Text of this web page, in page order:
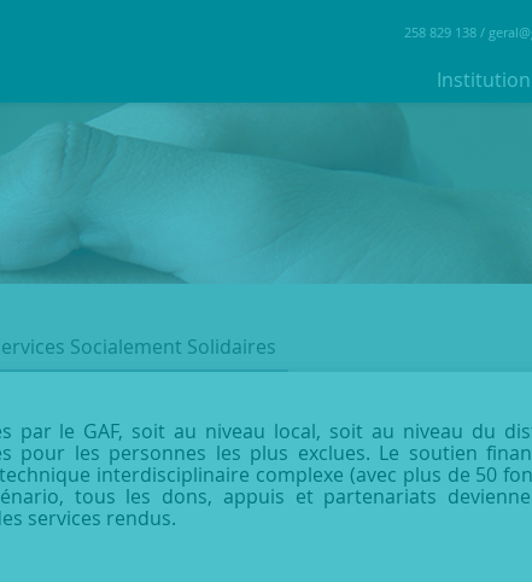
258 829 138 /
Socialement Solidaires
par le GAF, soit au niveau local, soit au niveau du
pour les personnes les plus exclues. Le soutien
interdisciplinaire complexe (avec plus de 50
tous les dons, appuis et partenariats
services rendus.